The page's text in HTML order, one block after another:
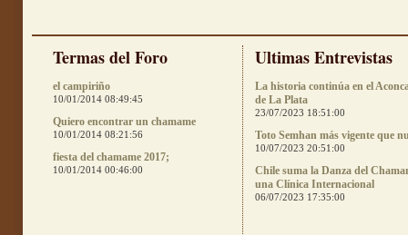
Termas del Foro
el campiriño
10/01/2014 08:49:45
Quiero encontrar un chamame
10/01/2014 08:21:56
fiesta del chamame 2017;
10/01/2014 00:46:00
Ultimas Entrevistas
La historia continúa en el
de La Plata
23/07/2023 18:51:00
Toto Semhan más vigente que
10/07/2023 20:51:00
Chile suma la Danza del
una Clínica Internacional
06/07/2023 17:35:00